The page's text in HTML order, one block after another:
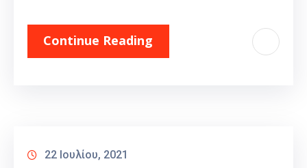
Continue Reading
22 Ιουλίου, 2021